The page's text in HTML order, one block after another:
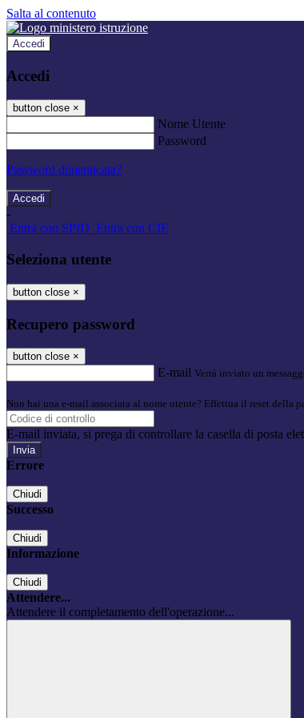
Salta al contenuto
Accedi
Accedi
button close ×
Nome Utente
Password
Password dimenticata?
-
Entra con SPID Entra con CIE
Seleziona utente
button close ×
Recupero password
button close ×
E-mail Verrà inviato un
Non hai una e-mail associata al nome utente? Effettua il reset della
E-mail inviata, si prega di controllare la casella di posta
Errore
Chiudi
Successo
Chiudi
Informazione
Chiudi
Attendere...
Attendere il completamento dell'operazione...